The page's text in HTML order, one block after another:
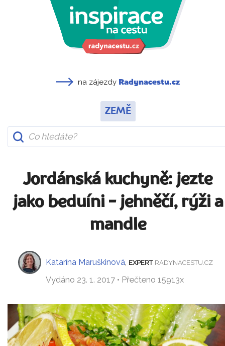
na zájezdy Radynacestu.cz
ZEMĚ
Jordánská kuchyně: jezte
jako beduíni - jehněčí, rýži a
mandle
Katarína Maruškinová EXPERT RADYNACESTU.CZ
Vydáno 23. 1. 2017 • Přečteno 15913x